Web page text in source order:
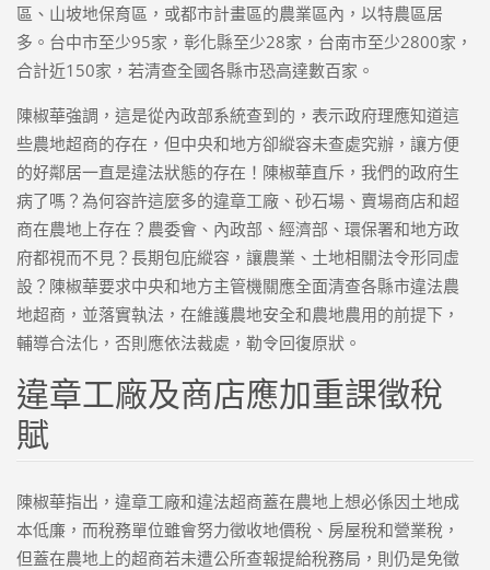
區、山坡地保育區，或都市計畫區的農業區內，以特農區居
多。台中市至少95家，彰化縣至少28家，台南市至少2800家，
合計近150家，若清查全國各縣市恐高達數百家。
陳椒華強調，這是從內政部系統查到的，表示政府理應知道這
些農地超商的存在，但中央和地方卻縱容未查處究辦，讓方便
的好鄰居一直是違法狀態的存在！陳椒華直斥，我們的政府生
病了嗎？為何容許這麼多的違章工廠、砂石場、賣場商店和超
商在農地上存在？農委會、內政部、經濟部、環保署和地方政
府都視而不見？長期包庇縱容，讓農業、土地相關法令形同虛
設？陳椒華要求中央和地方主管機關應全面清查各縣市違法農
地超商，並落實執法，在維護農地安全和農地農用的前提下，
輔導合法化，否則應依法裁處，勒令回復原狀。
違章工廠及商店應加重課徵稅
賦
陳椒華指出，違章工廠和違法超商蓋在農地上想必係因土地成
本低廉，而稅務單位雖會努力徵收地價稅、房屋稅和營業稅，
但蓋在農地上的超商若未遭公所查報提給稅務局，則仍是免徵